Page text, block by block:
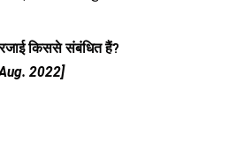
किससे संबंधित हैं?
2022]